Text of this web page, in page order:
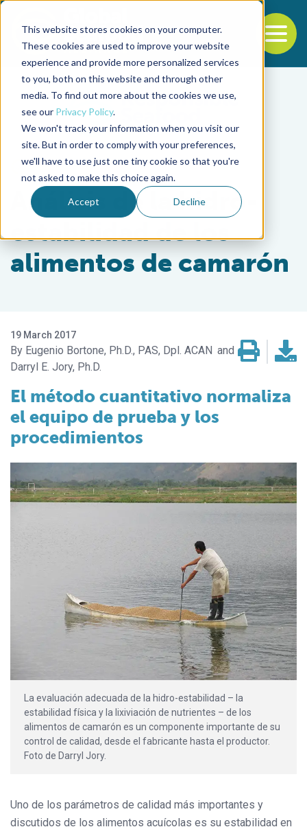
This website stores cookies on your computer.
These cookies are used to improve your website
experience and provide more personalized services
to you, both on this website and through other
media. To find out more about the cookies we use,
see our Privacy Policy.
We won't track your information when you visit our
site. But in order to comply with your preferences,
we'll have to use just one tiny cookie so that you're
not asked to make this choice again.
Accept Decline
Back to the start of the nav
Jump to the end of the navigation
Aquafeeds
Análisis de la hidro-
estabilidad de los
alimentos de camarón
19 March 2017
Eugenio Bortone, Ph.D., PAS, Dpl. ACAN
Darryl E. Jory, Ph.D.
El método cuantitativo normaliza
el equipo de prueba y los
procedimientos
La evaluación adecuada de la hidro-estabilidad – la
estabilidad física y la lixiviación de nutrientes – de los
alimentos de camarón es un componente importante de su
control de calidad, desde el fabricante hasta el productor.
Foto de Darryl Jory.
Uno de los parámetros de calidad más importantes y
discutidos de los alimentos acuícolas es su estabilidad en